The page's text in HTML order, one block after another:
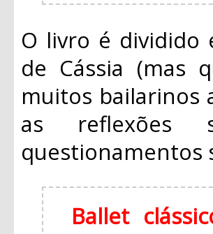
O livro é dividido
de Cássia (mas
muitos bailarinos
as reflexões
questionamentos
Ballet